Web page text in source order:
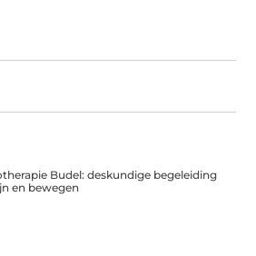
Budel: deskundige begeleiding
en bewegen